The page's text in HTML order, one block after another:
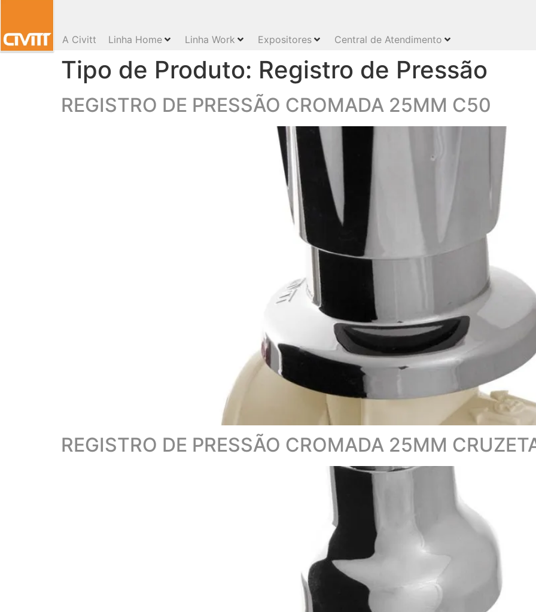
A Civitt Linha Home Linha Work Expositores Central de Atendimento
Tipo de Produto: Registro de Pressão
REGISTRO DE PRESSÃO CROMADA 25MM C50
REGISTRO DE PRESSÃO CROMADA 25MM